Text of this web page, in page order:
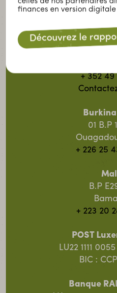
+ 352
Burkina
01 B.P
+ 226 25
B.P
+ 223 20
POST
LU22 1111
BIC :
Banque
finances en version digitale
Découvrez le